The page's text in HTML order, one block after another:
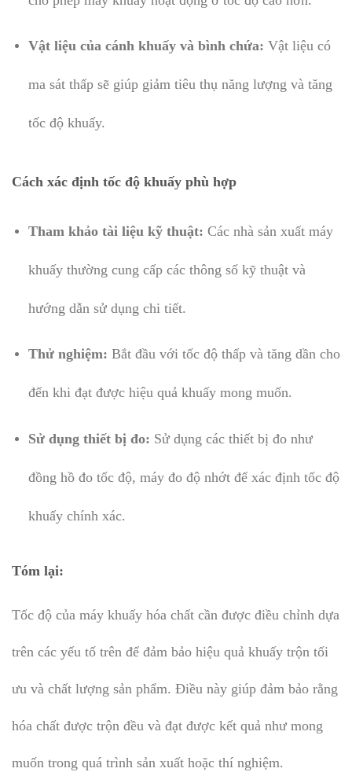
Vật liệu của cánh khuấy và bình chứa: Vật liệu có
ma sát thấp sẽ giúp giảm tiêu thụ năng lượng và tăng
tốc độ khuấy.
Cách xác định tốc độ khuấy phù hợp
Tham khảo tài liệu kỹ thuật: Các nhà sản xuất máy
khuấy thường cung cấp các thông số kỹ thuật và
hướng dẫn sử dụng chi tiết.
Thử nghiệm: Bắt đầu với tốc độ thấp và tăng dần cho
đến khi đạt được hiệu quả khuấy mong muốn.
Sử dụng thiết bị đo: Sử dụng các thiết bị đo như
đồng hồ đo tốc độ, máy đo độ nhớt để xác định tốc độ
khuấy chính xác.
Tóm lại:
Tốc độ của máy khuấy hóa chất cần được điều chỉnh dựa
trên các yếu tố trên để đảm bảo hiệu quả khuấy trộn tối
ưu và chất lượng sản phẩm. Điều này giúp đảm bảo rằng
hóa chất được trộn đều và đạt được kết quả như mong
muốn trong quá trình sản xuất hoặc thí nghiệm.